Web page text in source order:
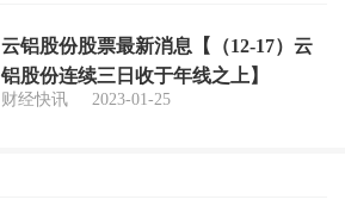
云铝股份股票最新消息【（12-17）云
铝股份连续三日收于年线之上】
财经快讯 2023-01-25